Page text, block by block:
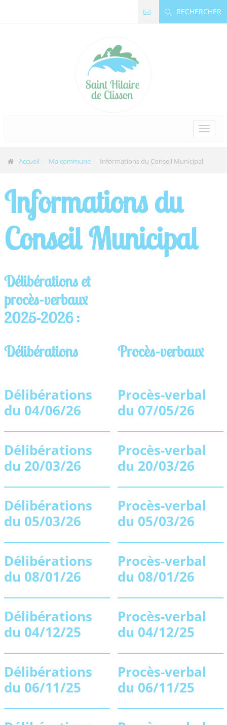
RECHERCHER
Accueil Ma commune Informations du Conseil Municipal
Informations du
Conseil Municipal
Délibérations et
procès-verbaux
2025-2026 :
Délibérations
Délibérations
du 04/06/26
Délibérations
du 20/03/26
Délibérations
du 05/03/26
Délibérations
du 08/01/26
Délibérations
du 04/12/25
Délibérations
du 06/11/25
Procès-verbaux
Procès-verbal
du 07/05/26
Procès-verbal
du 20/03/26
Procès-verbal
du 05/03/26
Procès-verbal
du 08/01/26
Procès-verbal
du 04/12/25
Procès-verbal
du 06/11/25